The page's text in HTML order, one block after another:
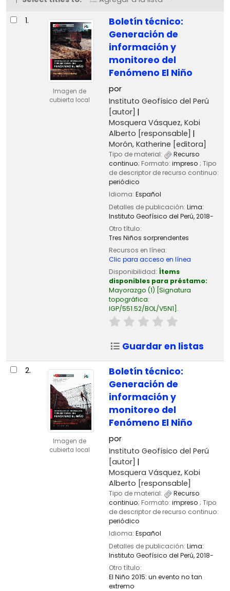
Resultados
1.
Imagen de
cubierta local
Boletín técnico:
Generación de
información y
monitoreo del
Fenómeno El Niño
por
Instituto Geofísico del Perú
[autor]
Mosquera Vásquez, Kobi
Alberto [responsable]
Morón, Katherine [editora]
Tipo de material:
Recurso
continuo; Formato: impreso ; Tipo
de descriptor de recurso continuo:
periódico
Idioma: Español
Detalles de publicación: Lima:
Instituto Geofísico del Perú,2018-
Otro título:
Tres Niños sorprendentes
Recursos en línea:
Clic para acceso en línea
Disponibilidad: Ítems
disponibles para préstamo:
Mayorazgo (1) Signatura
topográfica:
IGP/551.52/BOL/V5N1 .
Guardar en listas
2.
Imagen de
cubierta local
Boletín técnico:
Generación de
información y
monitoreo del
Fenómeno El Niño
por
Instituto Geofísico del Perú
[autor]
Mosquera Vásquez, Kobi
Alberto [responsable]
Tipo de material:
Recurso
continuo; Formato: impreso ; Tipo
de descriptor de recurso continuo:
periódico
Idioma: Español
Detalles de publicación: Lima:
Instituto Geofísico del Perú,2018-
Otro título:
El Niño 2015: un evento no tan
extremo